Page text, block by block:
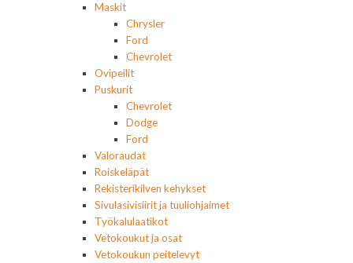
Maskit
Chrysler
Ford
Chevrolet
Ovipeilit
Puskurit
Chevrolet
Dodge
Ford
Valoraudat
Roiskeläpät
Rekisterikilven kehykset
Sivulasivisiirit ja tuuliohjaimet
Työkalulaatikot
Vetokoukut ja osat
Vetokoukun peitelevyt